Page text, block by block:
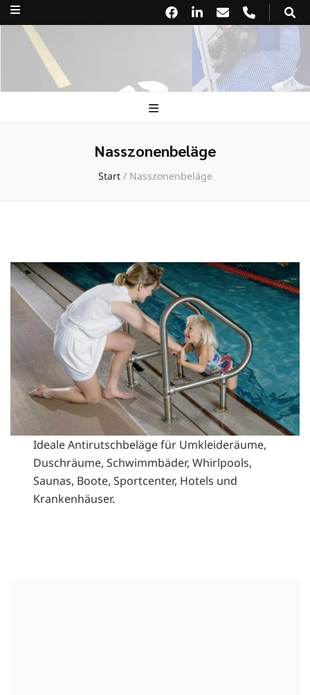
Georg Traugott
GmbH
walk safe. walk clean. walk premium.
Nasszonenbeläge
Start / Nasszonenbeläge
Ideale Antirutschbeläge für Umkleideräume,
Duschräume, Schwimmbäder, Whirlpools,
Saunas, Boote, Sportcenter, Hotels und
Krankenhäuser.